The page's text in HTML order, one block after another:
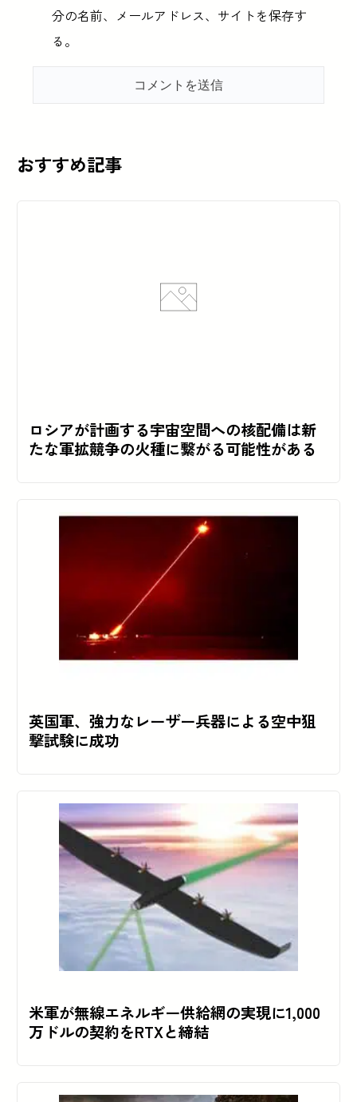
分の名前、メールアドレス、サイトを保存す
る。
おすすめ記事
ロシアが計画する宇宙空間への核配備は新
たな軍拡競争の火種に繋がる可能性がある
英国軍、強力なレーザー兵器による空中狙
撃試験に成功
米軍が無線エネルギー供給網の実現に1,000
万ドルの契約をRTXと締結